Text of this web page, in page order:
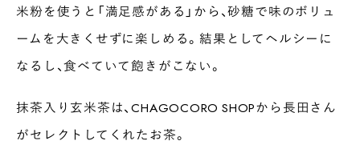
米粉を使うと「満足感がある」から、砂糖で味のボリュ
ームを大きくせずに楽しめる。結果としてヘルシーに
なるし、食べていて飽きがこない。
抹茶入り玄米茶は、CHAGOCORO SHOPから長田さん
がセレクトしてくれたお茶。